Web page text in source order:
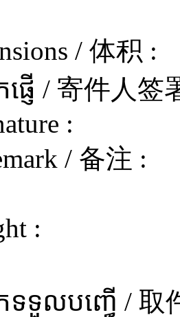
/ 体积 :
ផ្ញើ / 寄件人
:
/ 备注 :
:
ទទួលបញ្ធើ / 取